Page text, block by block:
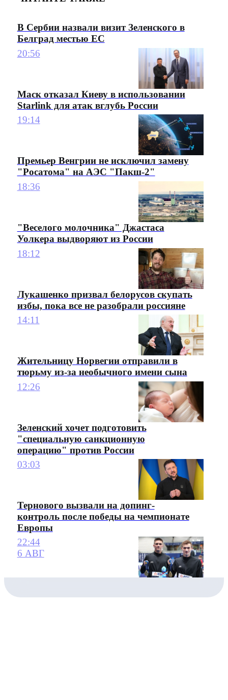
В Сербии назвали визит Зеленского в
Белград местью ЕС
20:56
Маск отказал Киеву в использовании
Starlink для атак вглубь России
19:14
Премьер Венгрии не исключил замену
"Росатома" на АЭС "Пакш-2"
18:36
"Веселого молочника" Джастаса
Уолкера выдворяют из России
18:12
Лукашенко призвал белорусов скупать
избы, пока все не разобрали россияне
14:11
Жительницу Норвегии отправили в
тюрьму из-за необычного имени сына
12:26
Зеленский хочет подготовить
"специальную санкционную
операцию" против России
03:03
Тернового вызвали на допинг-
контроль после победы на чемпионате
Европы
22:44
6 АВГ